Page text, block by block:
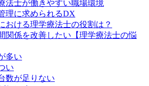
法士が働きやすい職場環境
理に求められるDX
おける理学療法士の役割は？
関係を改善したい【理学療法士の悩
多い
い
数が足りない